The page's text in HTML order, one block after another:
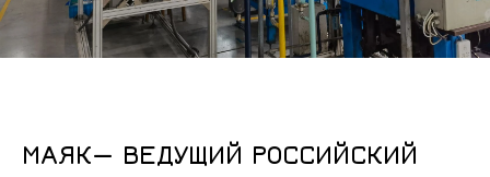
МАЯК— ВЕДУЩИЙ РОССИЙСКИЙ